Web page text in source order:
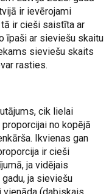
ir ievērojami
ir cieši saistīta ar
īpaši ar sieviešu skaitu
sieviešu skaits
rasties.
cik lielai
no kopējā
Ikvienas gan
ir cieši
ja vidējais
ja sieviešu